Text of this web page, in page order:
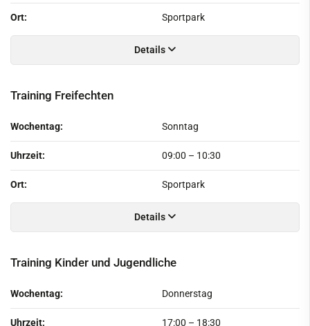
Ort: Sportpark
Details
Training Freifechten
Wochentag: Sonntag
Uhrzeit: 09:00 – 10:30
Ort: Sportpark
Details
Training Kinder und Jugendliche
Wochentag: Donnerstag
Uhrzeit: 17:00 – 18:30